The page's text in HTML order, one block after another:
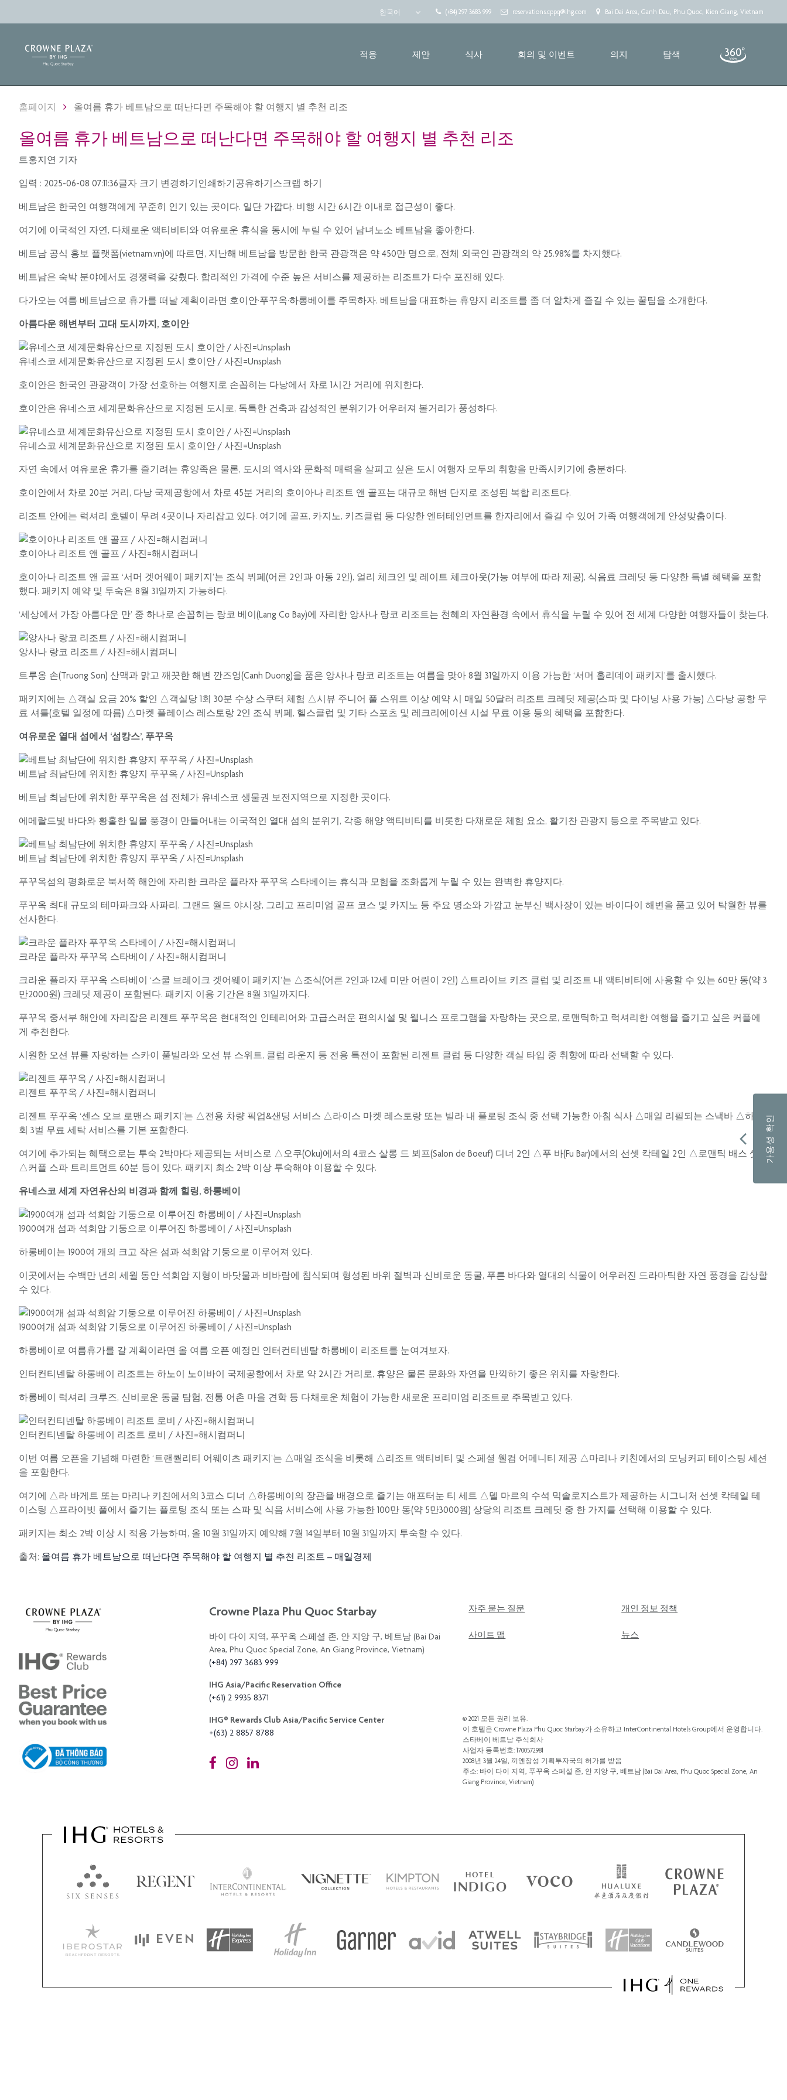
한국어 (+84) 297 3683 999 reservations.cppq@ihg.com Bai Dai Area, Ganh Dau, Phu Quoc, Kien Giang, Vietnam
적응 제안 식사 회의 및 이벤트 의지 탐색
홈페이지 올여름 휴가 베트남으로 떠난다면 주목해야 할 여행지 별 추천 리조
올여름 휴가 베트남으로 떠난다면 주목해야 할 여행지 별 추천 리조
트홍지연 기자
입력 : 2025-06-08 07:11:36글자 크기 변경하기인쇄하기공유하기스크랩 하기
베트남은 한국인 여행객에게 꾸준히 인기 있는 곳이다. 일단 가깝다. 비행 시간 6시간 이내로 접근성이 좋다.
여기에 이국적인 자연, 다채로운 액티비티와 여유로운 휴식을 동시에 누릴 수 있어 남녀노소 베트남을 좋아한다.
베트남 공식 홍보 플랫폼(vietnam.vn)에 따르면, 지난해 베트남을 방문한 한국 관광객은 약 450만 명으로, 전체 외국인 관광객의 약 25.98%를 차지했다.
베트남은 숙박 분야에서도 경쟁력을 갖췄다. 합리적인 가격에 수준 높은 서비스를 제공하는 리조트가 다수 포진해 있다.
다가오는 여름 베트남으로 휴가를 떠날 계획이라면 호이안·푸꾸옥·하롱베이를 주목하자. 베트남을 대표하는 휴양지 리조트를 좀 더 알차게 즐길 수 있는 꿀팁을 소개한다.
아름다운 해변부터 고대 도시까지, 호이안
유네스코 세계문화유산으로 지정된 도시 호이안 / 사진=Unsplash
호이안은 한국인 관광객이 가장 선호하는 여행지로 손꼽히는 다낭에서 차로 1시간 거리에 위치한다.
호이안은 유네스코 세계문화유산으로 지정된 도시로, 독특한 건축과 감성적인 분위기가 어우러져 볼거리가 풍성하다.
유네스코 세계문화유산으로 지정된 도시 호이안 / 사진=Unsplash
자연 속에서 여유로운 휴가를 즐기려는 휴양족은 물론, 도시의 역사와 문화적 매력을 살피고 싶은 도시 여행자 모두의 취향을 만족시키기에 충분하다.
호이안에서 차로 20분 거리, 다낭 국제공항에서 차로 45분 거리의 호이아나 리조트 앤 골프는 대규모 해변 단지로 조성된 복합 리조트다.
리조트 안에는 럭셔리 호텔이 무려 4곳이나 자리잡고 있다. 여기에 골프, 카지노, 키즈클럽 등 다양한 엔터테인먼트를 한자리에서 즐길 수 있어 가족 여행객에게 안성맞춤이다.
호이아나 리조트 앤 골프 / 사진=해시컴퍼니
호이아나 리조트 앤 골프 ‘서머 겟어웨이 패키지’는 조식 뷔페(어른 2인과 아동 2인), 얼리 체크인 및 레이트 체크아웃(가능 여부에 따라 제공), 식음료 크레딧 등 다양한 특별 혜택을 포함
했다. 패키지 예약 및 투숙은 8월 31일까지 가능하다.
‘세상에서 가장 아름다운 만’ 중 하나로 손꼽히는 랑코 베이(Lang Co Bay)에 자리한 앙사나 랑코 리조트는 천혜의 자연환경 속에서 휴식을 누릴 수 있어 전 세계 다양한 여행자들이 찾는다.
앙사나 랑코 리조트 / 사진=해시컴퍼니
트루옹 손(Truong Son) 산맥과 맑고 깨끗한 해변 깐즈엉(Canh Duong)을 품은 앙사나 랑코 리조트는 여름을 맞아 8월 31일까지 이용 가능한 ‘서머 홀리데이 패키지’를 출시했다.
패키지에는 △객실 요금 20% 할인 △객실당 1회 30분 수상 스쿠터 체험 △시뷰 주니어 풀 스위트 이상 예약 시 매일 50달러 리조트 크레딧 제공(스파 및 다이닝 사용 가능) △다낭 공항 무
료 셔틀(호텔 일정에 따름) △마켓 플레이스 레스토랑 2인 조식 뷔페, 헬스클럽 및 기타 스포츠 및 레크리에이션 시설 무료 이용 등의 혜택을 포함한다.
여유로운 열대 섬에서 ‘섬캉스’, 푸꾸옥
베트남 최남단에 위치한 휴양지 푸꾸옥 / 사진=Unsplash
베트남 최남단에 위치한 푸꾸옥은 섬 전체가 유네스코 생물권 보전지역으로 지정한 곳이다.
에메랄드빛 바다와 황홀한 일몰 풍경이 만들어내는 이국적인 열대 섬의 분위기, 각종 해양 액티비티를 비롯한 다채로운 체험 요소, 활기찬 관광지 등으로 주목받고 있다.
베트남 최남단에 위치한 휴양지 푸꾸옥 / 사진=Unsplash
푸꾸옥섬의 평화로운 북서쪽 해안에 자리한 크라운 플라자 푸꾸옥 스타베이는 휴식과 모험을 조화롭게 누릴 수 있는 완벽한 휴양지다.
푸꾸옥 최대 규모의 테마파크와 사파리, 그랜드 월드 야시장, 그리고 프리미엄 골프 코스 및 카지노 등 주요 명소와 가깝고 눈부신 백사장이 있는 바이다이 해변을 품고 있어 탁월한 뷰를
선사한다.
크라운 플라자 푸꾸옥 스타베이 / 사진=해시컴퍼니
크라운 플라자 푸꾸옥 스타베이 ‘스쿨 브레이크 겟어웨이 패키지’는 △조식(어른 2인과 12세 미만 어린이 2인) △트라이브 키즈 클럽 및 리조트 내 액티비티에 사용할 수 있는 60만 동(약 3
만2000원) 크레딧 제공이 포함된다. 패키지 이용 기간은 8월 31일까지다.
푸꾸옥 중서부 해안에 자리잡은 리젠트 푸꾸옥은 현대적인 인테리어와 고급스러운 편의시설 및 웰니스 프로그램을 자랑하는 곳으로, 로맨틱하고 럭셔리한 여행을 즐기고 싶은 커플에
게 추천한다.
시원한 오션 뷰를 자랑하는 스카이 풀빌라와 오션 뷰 스위트, 클럽 라운지 등 전용 특전이 포함된 리젠트 클럽 등 다양한 객실 타입 중 취향에 따라 선택할 수 있다.
리젠트 푸꾸옥 / 사진=해시컴퍼니
리젠트 푸꾸옥 ‘센스 오브 로맨스 패키지’는 △전용 차량 픽업&샌딩 서비스 △라이스 마켓 레스토랑 또는 빌라 내 플로팅 조식 중 선택 가능한 아침 식사 △매일 리필되는 스낵바 △하루 1
회 3벌 무료 세탁 서비스를 기본 포함한다.
여기에 추가되는 혜택으로는 투숙 2박마다 제공되는 서비스로 △오쿠(Oku)에서의 4코스 살롱 드 뵈프(Salon de Boeuf) 디너 2인 △푸 바(Fu Bar)에서의 선셋 칵테일 2인 △로맨틱 배스 셋업
△커플 스파 트리트먼트 60분 등이 있다. 패키지 최소 2박 이상 투숙해야 이용할 수 있다.
유네스코 세계 자연유산의 비경과 함께 힐링, 하롱베이
1900여개 섬과 석회암 기둥으로 이루어진 하롱베이 / 사진=Unsplash
하롱베이는 1900여 개의 크고 작은 섬과 석회암 기둥으로 이루어져 있다.
이곳에서는 수백만 년의 세월 동안 석회암 지형이 바닷물과 비바람에 침식되며 형성된 바위 절벽과 신비로운 동굴, 푸른 바다와 열대의 식물이 어우러진 드라마틱한 자연 풍경을 감상할
수 있다.
1900여개 섬과 석회암 기둥으로 이루어진 하롱베이 / 사진=Unsplash
하롱베이로 여름휴가를 갈 계획이라면 올 여름 오픈 예정인 인터컨티넨탈 하롱베이 리조트를 눈여겨보자.
인터컨티넨탈 하롱베이 리조트는 하노이 노이바이 국제공항에서 차로 약 2시간 거리로, 휴양은 물론 문화와 자연을 만끽하기 좋은 위치를 자랑한다.
하롱베이 럭셔리 크루즈, 신비로운 동굴 탐험, 전통 어촌 마을 견학 등 다채로운 체험이 가능한 새로운 프리미엄 리조트로 주목받고 있다.
인터컨티넨탈 하롱베이 리조트 로비 / 사진=해시컴퍼니
이번 여름 오픈을 기념해 마련한 ‘트랜퀄리티 어웨이츠 패키지’는 △매일 조식을 비롯해 △리조트 액티비티 및 스페셜 웰컴 어메니티 제공 △마리나 키친에서의 모닝커피 테이스팅 세션
을 포함한다.
여기에 △라 바게트 또는 마리나 키친에서의 3코스 디너 △하롱베이의 장관을 배경으로 즐기는 애프터눈 티 세트 △델 마르의 수석 믹솔로지스트가 제공하는 시그니처 선셋 칵테일 테
이스팅 △프라이빗 풀에서 즐기는 플로팅 조식 또는 스파 및 식음 서비스에 사용 가능한 100만 동(약 5만3000원) 상당의 리조트 크레딧 중 한 가지를 선택해 이용할 수 있다.
패키지는 최소 2박 이상 시 적용 가능하며, 올 10월 31일까지 예약해 7월 14일부터 10월 31일까지 투숙할 수 있다.
출처: 올여름 휴가 베트남으로 떠난다면 주목해야 할 여행지 별 추천 리조트 – 매일경제
Crowne Plaza Phu Quoc Starbay
바이 다이 지역, 푸꾸옥 스페셜 존, 안 지앙 구, 베트남 (Bai Dai
Area, Phu Quoc Special Zone, An Giang Province, Vietnam)
(+84) 297 3683 999
IHG Asia/Pacific Reservation Office
(+61) 2 9935 8371
IHG®️ Rewards Club Asia/Pacific Service Center
+(63) 2 8857 8788
자주 묻는 질문 개인 정보 정책
사이트 맵 뉴스
© 2021 모든 권리 보유.
이 호텔은 Crowne Plaza Phu Quoc Starbay가 소유하고 InterContinental Hotels Group에서 운영합니다.
스타베이 베트남 주식회사
사업자 등록번호: 1700572981
2008년 3월 24일, 끼엔장성 기획투자국의 허가를 받음
주소: 바이 다이 지역, 푸꾸옥 스페셜 존, 안 지앙 구, 베트남 (Bai Dai Area, Phu Quoc Special Zone, An
Giang Province, Vietnam)
가용성 확인